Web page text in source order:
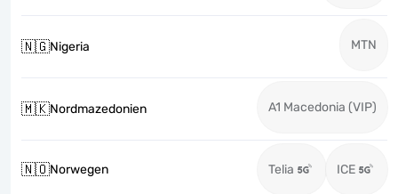
🇳🇬Nigeria MTN
🇲🇰Nordmazedonien A1 Macedonia (VIP)
🇳🇴Norwegen Telia ICE